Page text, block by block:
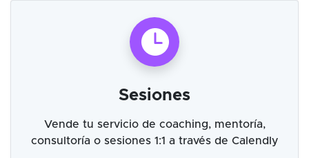
Sesiones
Vende tu servicio de coaching, mentoría,
consultoría o sesiones 1:1 a través de Calendly